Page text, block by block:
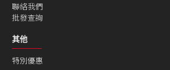
聯絡我們
批發查詢
其他
特別優惠